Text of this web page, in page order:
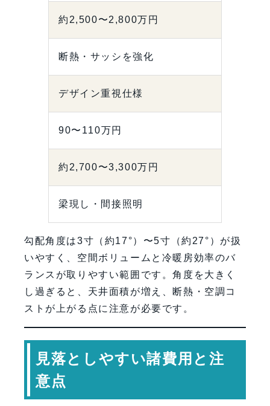
約2,500〜2,800万円
断熱・サッシを強化
デザイン重視仕様
90〜110万円
約2,700〜3,300万円
梁現し・間接照明
勾配角度は3寸（約17°）〜5寸（約27°）が扱
いやすく、空間ボリュームと冷暖房効率のバ
ランスが取りやすい範囲です。角度を大きく
し過ぎると、天井面積が増え、断熱・空調コ
ストが上がる点に注意が必要です。
見落としやすい諸費用と注
意点